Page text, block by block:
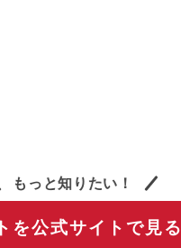
もっと知りたい！
を公式サイトで見る